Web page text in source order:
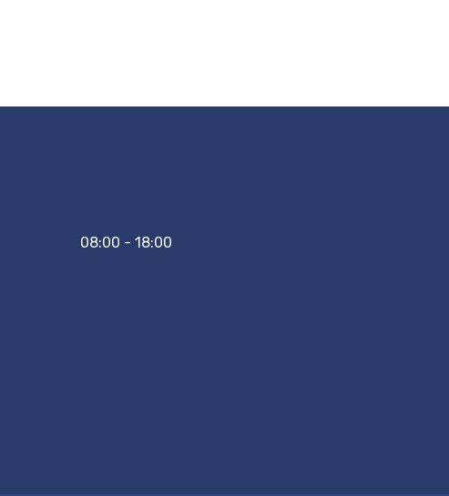
08:00 - 18:00